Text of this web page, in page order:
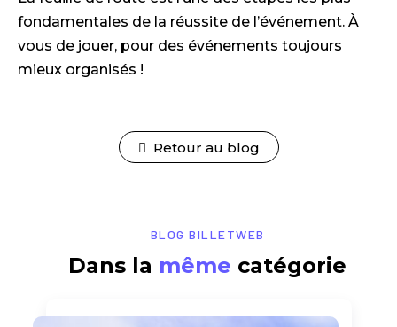
fondamentales de la réussite de l’événement. À
vous de jouer, pour des événements toujours
mieux organisés !
Retour au blog
BLOG BILLETWEB
Dans la même catégorie